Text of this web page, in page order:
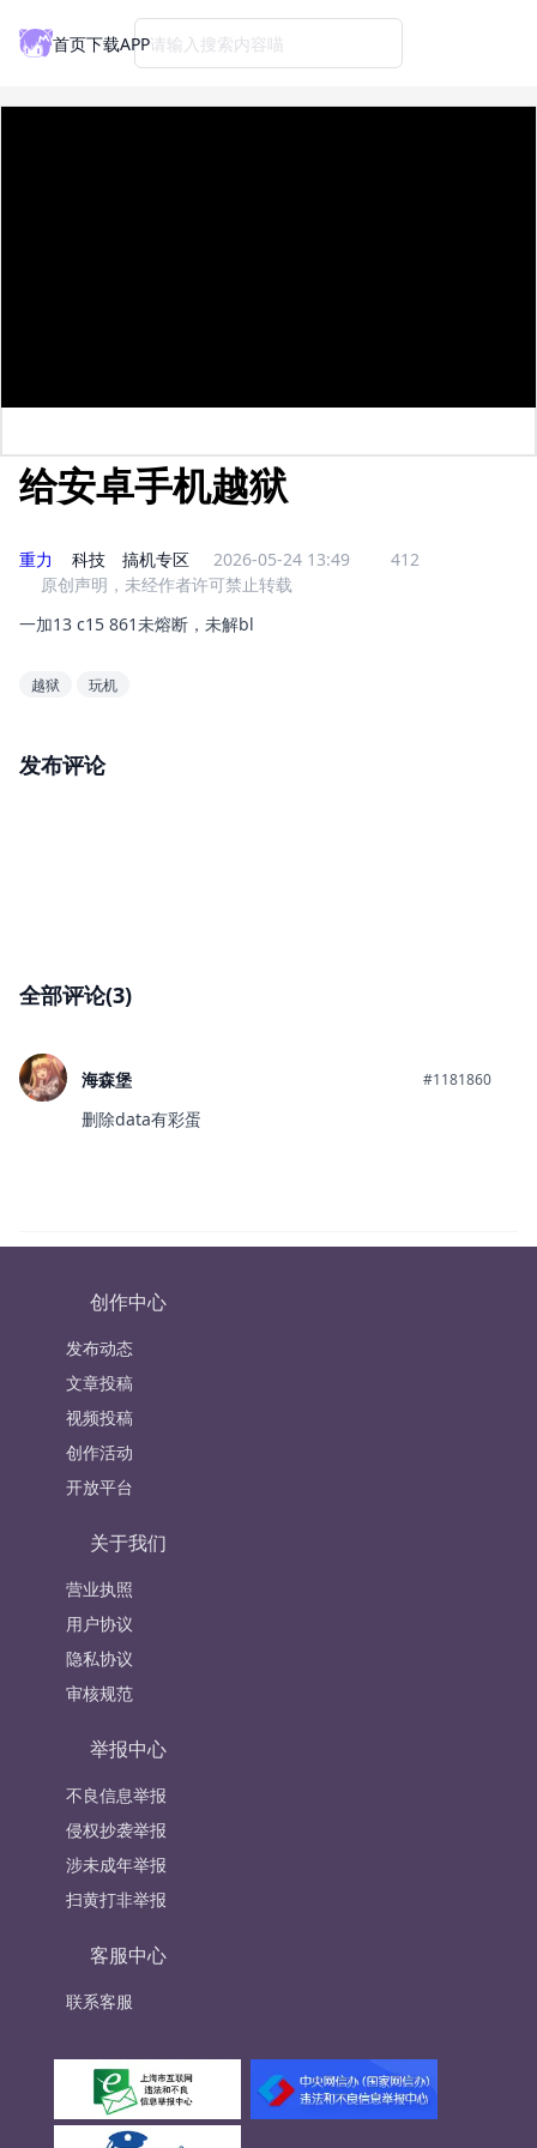
首页下载APP请输入搜索内容喵
给安卓手机越狱
重力 科技 搞机专区 2026-05-24 13:49
412
原创声明，未经作者许可禁止转载
一加13 c15 861未熔断，未解bl
越狱 玩机
发布评论
全部评论(3)
海森堡 #1181860
删除data有彩蛋
创作中心
发布动态
文章投稿
视频投稿
创作活动
开放平台
关于我们
营业执照
用户协议
隐私协议
审核规范
举报中心
不良信息举报
侵权抄袭举报
涉未成年举报
扫黄打非举报
客服中心
联系客服